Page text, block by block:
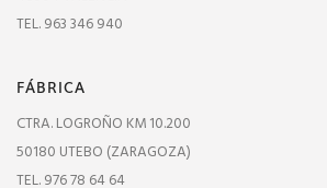
TEL. 963 346 940
FÁBRICA
CTRA. LOGROÑO KM 10.200
50180 UTEBO (ZARAGOZA)
TEL. 976 78 64 64